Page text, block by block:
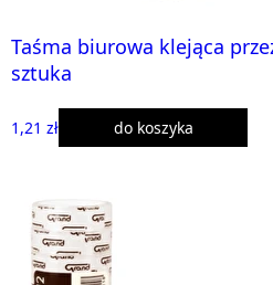
Taśma biurowa klejąca
sztuka
1,21 zł do koszyka